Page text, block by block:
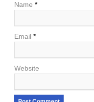
Name *
Email *
Website